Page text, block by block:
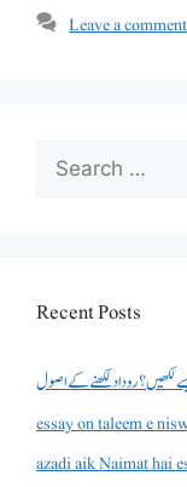
Leave a comment
Search
for:
Recent Posts
لکھیں؟ روداد لکھنے کے اصول